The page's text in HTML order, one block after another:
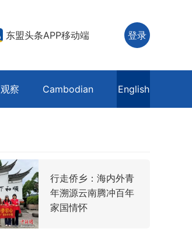
东盟头条APP移动端 登录
观察 Cambodian English
行走侨乡：海内外青
年溯源云南腾冲百年
家国情怀